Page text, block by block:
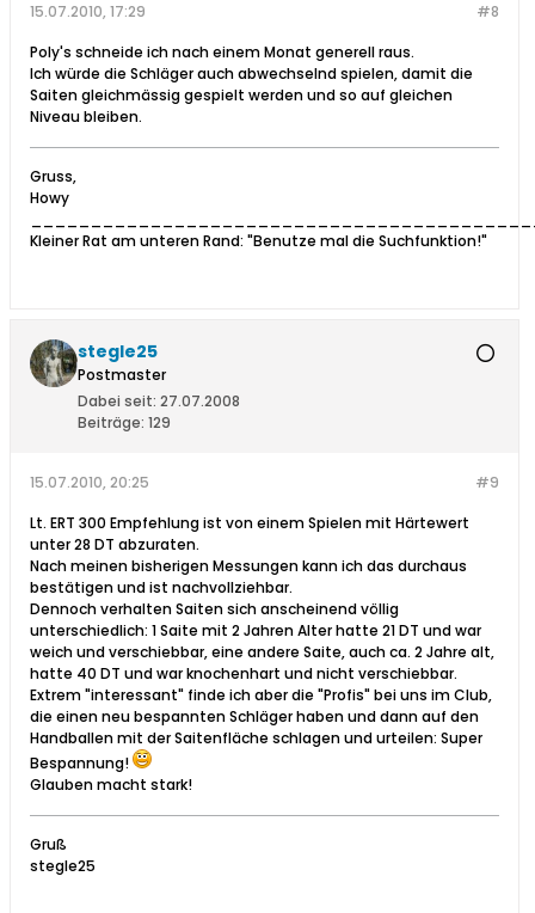
#8
15.07.2010, 17:29
Poly's schneide ich nach einem Monat generell raus.
Ich würde die Schläger auch abwechselnd spielen, damit die
Saiten gleichmässig gespielt werden und so auf gleichen
Niveau bleiben.
Gruss,
Howy
Kleiner Rat am unteren Rand: "Benutze mal die Suchfunktion!"
stegle25
Postmaster
Dabei seit: 27.07.2008
Beiträge: 129
#9
15.07.2010, 20:25
Lt. ERT 300 Empfehlung ist von einem Spielen mit Härtewert
unter 28 DT abzuraten.
Nach meinen bisherigen Messungen kann ich das durchaus
bestätigen und ist nachvollziehbar.
Dennoch verhalten Saiten sich anscheinend völlig
unterschiedlich: 1 Saite mit 2 Jahren Alter hatte 21 DT und war
weich und verschiebbar, eine andere Saite, auch ca. 2 Jahre alt,
hatte 40 DT und war knochenhart und nicht verschiebbar.
Extrem "interessant" finde ich aber die "Profis" bei uns im Club,
die einen neu bespannten Schläger haben und dann auf den
Handballen mit der Saitenfläche schlagen und urteilen: Super
Bespannung!
Glauben macht stark!
Gruß
stegle25